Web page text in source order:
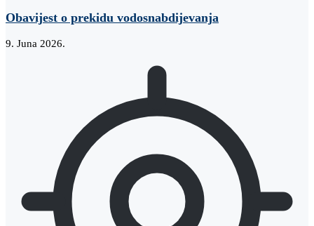
Obavijest o prekidu vodosnabdijevanja
9. Juna 2026.